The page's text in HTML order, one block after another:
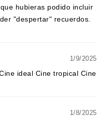
hubieras podido incluir
"despertar" recuerdos.
1/9/2025
ideal Cine tropical Cine
1/8/2025